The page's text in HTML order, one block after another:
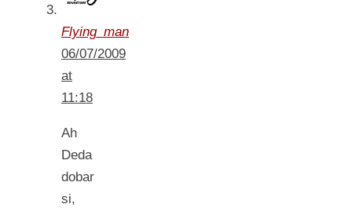
Flying_man
06/07/2009
at
11:18
Ah
Deda
dobar
si,